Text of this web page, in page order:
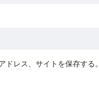
レス、サイトを保存する。